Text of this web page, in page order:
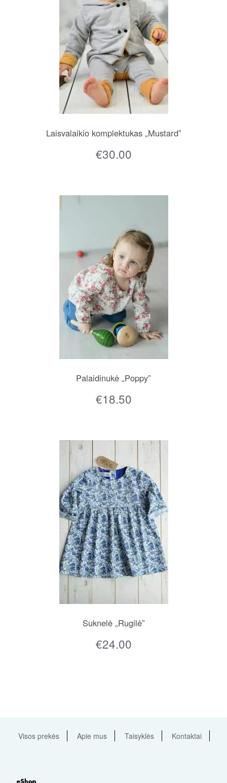
Laisvalaikio komplektukas „Mustard”
€30.00
Palaidinukė „Poppy”
€18.50
Suknelė „Rugilė”
€24.00
Visos prekės Apie mus Taisyklės Kontaktai